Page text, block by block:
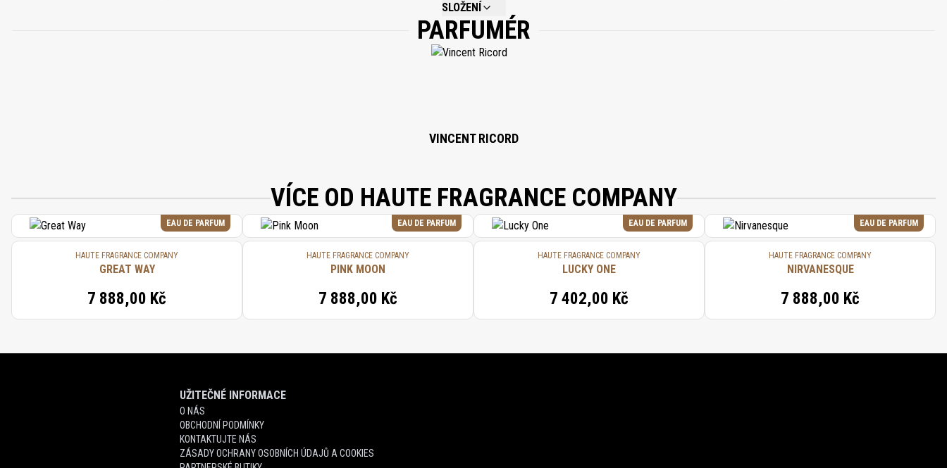
SLOŽENÍ
NOT AVAILABLE.
PARFUMÉR
VINCENT RICORD
VÍCE OD HAUTE FRAGRANCE COMPANY
EAU DE PARFUM
HAUTE FRAGRANCE COMPANY
GREAT WAY
7 888,00 Kč
EAU DE PARFUM
HAUTE FRAGRANCE COMPANY
PINK MOON
7 888,00 Kč
EAU DE PARFUM
HAUTE FRAGRANCE COMPANY
LUCKY ONE
7 402,00 Kč
EAU DE PARFUM
HAUTE FRAGRANCE COMPANY
NIRVANESQUE
7 888,00 Kč
UŽITEČNÉ INFORMACE
O NÁS
OBCHODNÍ PODMÍNKY
KONTAKTUJTE NÁS
ZÁSADY OCHRANY OSOBNÍCH ÚDAJŮ A COOKIES